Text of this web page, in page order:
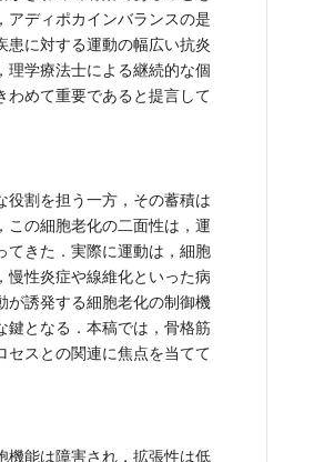
アディポカインバランスの是
患に対する運動の幅広い抗炎
理学療法士による継続的な個
わめて重要であると提言して
割を担う一方，その蓄積は
この細胞老化の二面性は，運
てきた．実際に運動は，細胞
慢性炎症や線維化といった病
が誘発する細胞老化の制御機
鍵となる．本稿では，骨格筋
セスとの関連に焦点を当てて
能は障害され，拡張性は低